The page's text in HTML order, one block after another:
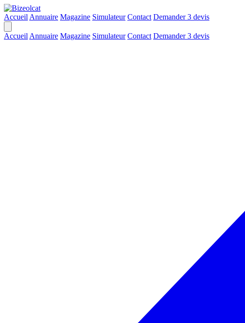
Accueil Annuaire Magazine Simulateur Contact Demander 3 devis
Accueil Annuaire Magazine Simulateur Contact Demander 3 devis